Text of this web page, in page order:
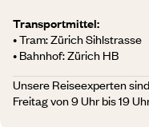
Transportmittel:
• Tram: Zürich Sihlstrasse
• Bahnhof: Zürich HB
Unsere Reiseexperten
Freitag von 9 Uhr bis 19